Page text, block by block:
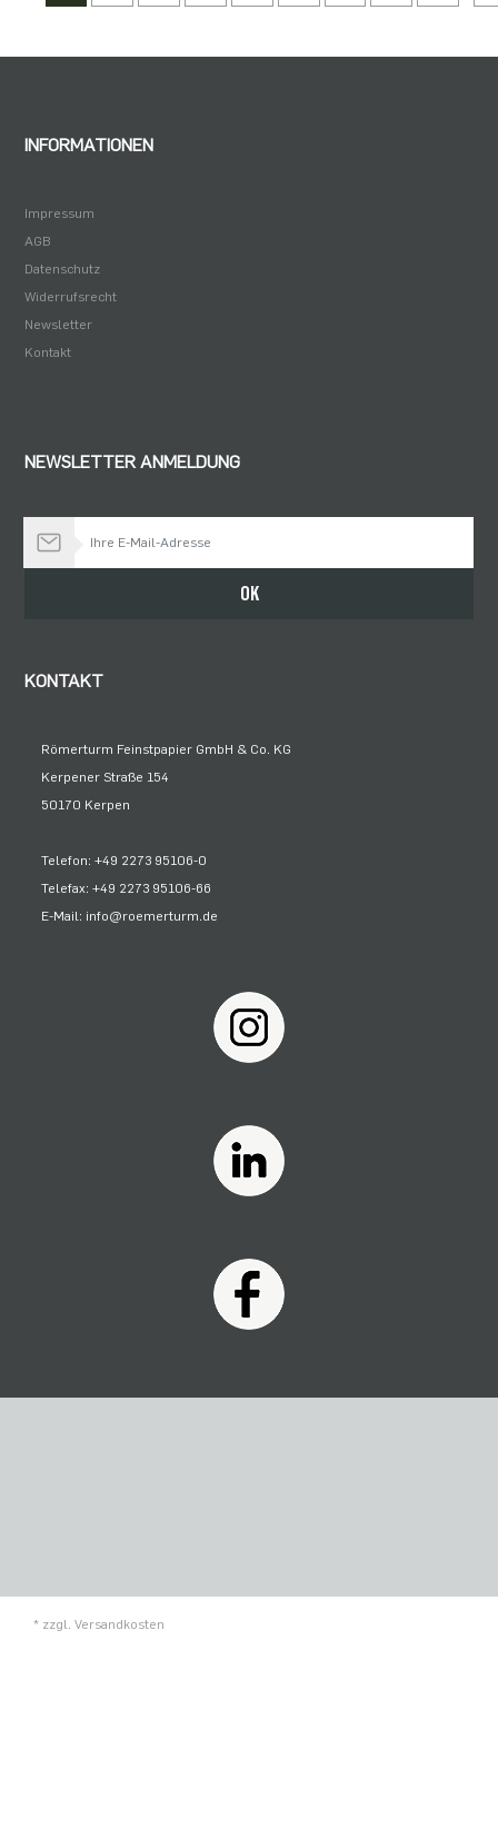
ab 1250
INFORMATIONEN
Impressum
AGB
Datenschutz
Widerrufsrecht
Newsletter
Kontakt
NEWSLETTER ANMELDUNG
OK
KONTAKT
Römerturm Feinstpapier GmbH & Co. KG
Kerpener Straße 154
50170 Kerpen
Telefon: +49 2273 95106-0
Telefax: +49 2273 95106-66
E-Mail: info@roemerturm.de
* zzgl. Versandkosten